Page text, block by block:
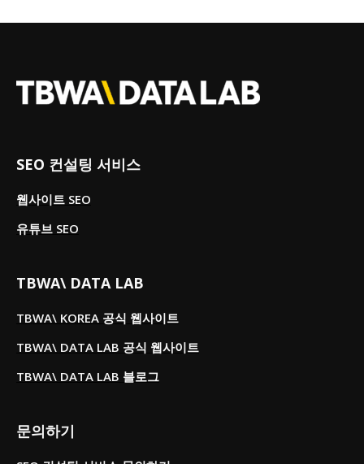
SEO 컨설팅 서비스
웹사이트 SEO
유튜브 SEO
TBWA\ DATA LAB
TBWA\ KOREA 공식 웹사이트
TBWA\ DATA LAB 공식 웹사이트
TBWA\ DATA LAB 블로그
문의하기